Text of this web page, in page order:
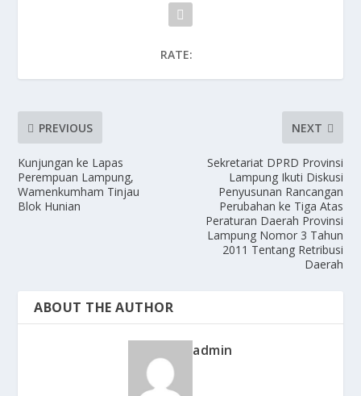
RATE:
PREVIOUS
Kunjungan ke Lapas
Perempuan Lampung,
Wamenkumham Tinjau
Blok Hunian
NEXT
Sekretariat DPRD Provinsi
Lampung Ikuti Diskusi
Penyusunan Rancangan
Perubahan ke Tiga Atas
Peraturan Daerah Provinsi
Lampung Nomor 3 Tahun
2011 Tentang Retribusi
Daerah
ABOUT THE AUTHOR
admin